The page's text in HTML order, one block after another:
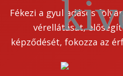
Fékezi a gyulladásos
vérellátását,
képződését, fokozza az